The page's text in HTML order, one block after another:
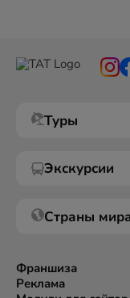
Туры
Экскурсии
Страны
Франшиза
Реклама